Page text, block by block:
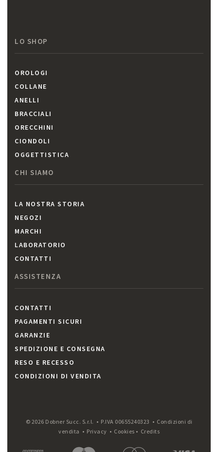
LO SHOP
OROLOGI
COLLANE
ANELLI
BRACCIALI
ORECCHINI
CIONDOLI
OGGETTISTICA
CHI SIAMO
LA NOSTRA STORIA
NEGOZI
MARCHI
LABORATORIO
CONTATTI
ASSISTENZA
CONTATTI
PAGAMENTI SICURI
GARANZIE
SPEDIZIONE E CONSEGNA
RESO E RECESSO
CONDIZIONI DI VENDITA
© 2026 Dobner Succ. S.r.l. • P.IVA 00655240323 • Condizioni di
vendita • Privacy • Cookies • Credits